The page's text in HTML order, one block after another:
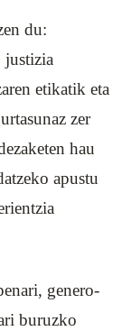
du:
justizia
etikatik eta
zer
hau
apustu
genero-
buruzko